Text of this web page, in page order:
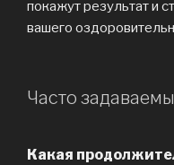
покажут результат и
вашего
Часто
Какая